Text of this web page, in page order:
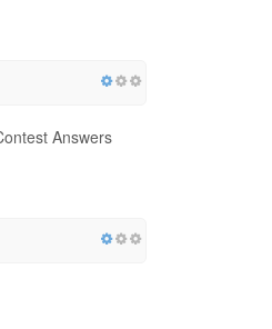
Answers